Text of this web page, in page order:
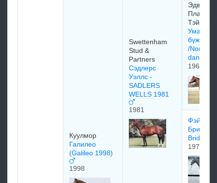
Куулмор
Галилео
(Galileo 1998)
1998
Swettenham
Stud &
Partners
Сэдлерс
Уэллс -
SADLERS
WELLS 1981
1981
Эдваpд
Планкетт
Тэйлop
Умардын
бүжигчин
/Northern
dancer/
1961
Фэйри
Бридж
Bridge)
1975